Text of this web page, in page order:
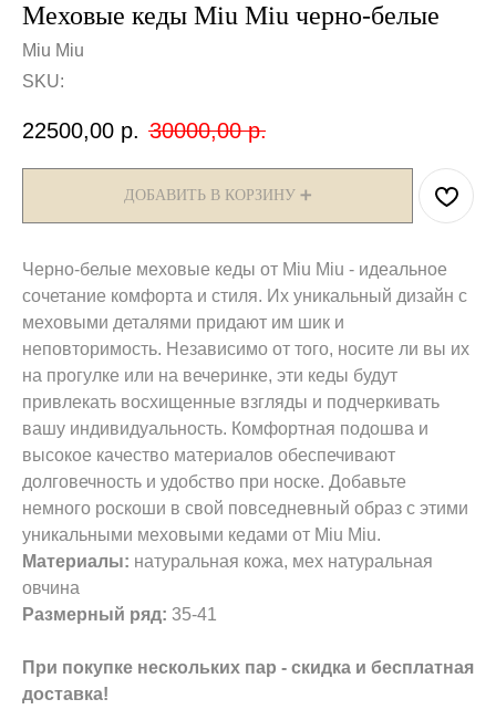
Меховые кеды Miu Miu черно-белые
Miu Miu
SKU:
22500,00 р. 30000,00 р.
ДОБАВИТЬ В КОРЗИНУ ➕
Черно-белые меховые кеды от Miu Miu - идеальное
сочетание комфорта и стиля. Их уникальный дизайн с
меховыми деталями придают им шик и
неповторимость. Независимо от того, носите ли вы их
на прогулке или на вечеринке, эти кеды будут
привлекать восхищенные взгляды и подчеркивать
вашу индивидуальность. Комфортная подошва и
высокое качество материалов обеспечивают
долговечность и удобство при носке. Добавьте
немного роскоши в свой повседневный образ с этими
уникальными меховыми кедами от Miu Miu.
Материалы: натуральная кожа, мех натуральная
овчина
Размерный ряд: 35-41
При покупке нескольких пар - скидка и бесплатная
доставка!